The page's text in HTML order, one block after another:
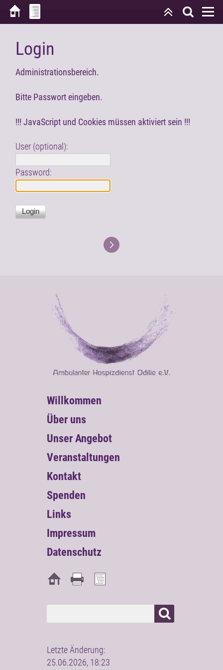
Login
Administrationsbereich.
Bitte Passwort eingeben.
!!! JavaScript und Cookies müssen aktiviert sein !!!
User (optional):
Password:
Willkommen
Über uns
Unser Angebot
Veranstaltungen
Kontakt
Spenden
Links
Impressum
Datenschutz
Letzte Änderung:
25.06.2026, 18:23